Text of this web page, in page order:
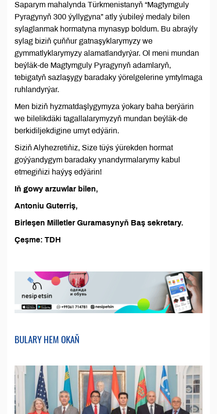
Saparym mahalynda Türkmenistanyň “Magtymguly
Pyragynyň 300 ýyllygyna” atly ýubileý medaly bilen
sylaglanmak hormatyna mynasyp boldum. Bu abraýly
sylag biziň çuňňur gatnaşyklarymyzy we
gymmatlyklarymyzy alamatlandyrýar. Ol meni mundan
beýläk-de Magtymguly Pyragynyň adamlaryň,
tebigatyň sazlaşygy baradaky ýörelgelerine ymtylmaga
ruhlandyrýar.
Men biziň hyzmatdaşlygymyza ýokary baha berýärin
we bilelikdäki tagallalarymyzyň mundan beýläk-de
berkidiljekdigine umyt edýärin.
Siziň Alyhezretiňiz, Size tüýs ýürekden hormat
goýýandygym baradaky ynandyrmalarymy kabul
etmegiňizi haýyş edýärin!
Iň gowy arzuwlar bilen,
Antoniu Guterriş,
Birleşen Milletler Guramasynyň Baş sekretary.
Çeşme: TDH
BULARY HEM OKAŇ